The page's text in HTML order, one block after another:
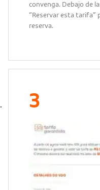
convenga. Debajo de
“Reservar esta tarifa”
reserva.